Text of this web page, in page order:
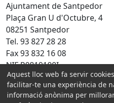
Ajuntament de Santpedor
Plaça Gran U d'Octubre, 4
08251 Santpedor
Tel. 93 827 28 28
Fax 93 832 16 08
NIF P0819100I
Amb la col·laboració de:
Aquest lloc web fa servir
facilitar-te una experiència de
informació anònima per